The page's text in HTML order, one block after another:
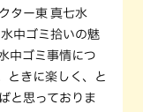
ター東 真七水
中ゴミ拾いの魅
中ゴミ事情につ
ときに楽しく、と
と思っておりま